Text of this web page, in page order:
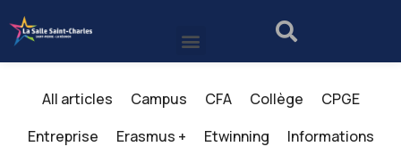
All articles Campus CFA Collège
CPGE
Entreprise
Erasmus + Etwinning
Informations